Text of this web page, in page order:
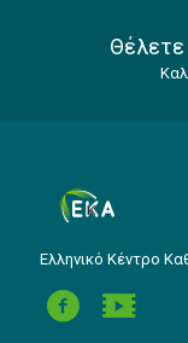
Θέλετε
Ελληνικό Κέντρο